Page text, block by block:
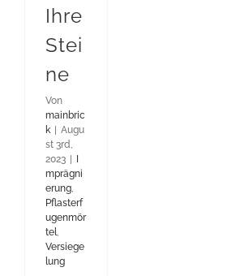
Ihre
Stei
ne
Von
mainbric
k
Augu
st 3rd,
2023
mprägni
erung,
Pflasterf
ugenmör
tel,
Versiege
lung